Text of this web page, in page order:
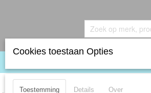
Cookies toestaan Opties
Toestemming Details Over